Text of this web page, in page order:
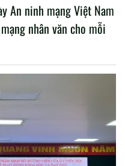
An ninh mạng Việt Nam
nhân văn cho mỗi